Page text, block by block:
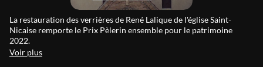
La restauration des verrières de René Lalique de l'église Saint-
Nicaise remporte le Prix Pèlerin ensemble pour le patrimoine
2022.
Voir plus